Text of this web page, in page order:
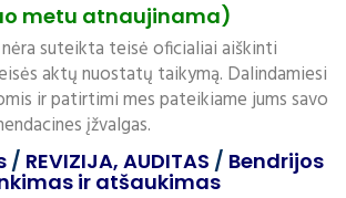
metu atnaujinama)
nėra suteikta teisė oficialiai aiškinti
aktų nuostatų taikymą. Dalindamiesi
ir patirtimi mes pateikiame jums savo
įžvalgas.
/ REVIZIJA, AUDITAS / Bendrijos
ir atšaukimas